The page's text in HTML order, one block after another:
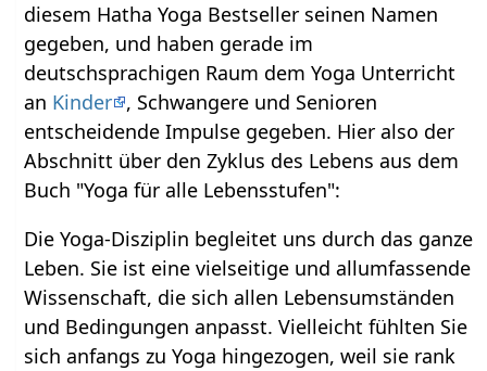
diesem Hatha Yoga Bestseller seinen Namen
gegeben, und haben gerade im
deutschsprachigen Raum dem Yoga Unterricht
an Kinder , Schwangere und Senioren
entscheidende Impulse gegeben. Hier also der
Abschnitt über den Zyklus des Lebens aus dem
Buch "Yoga für alle Lebensstufen":
Die Yoga-Disziplin begleitet uns durch das ganze
Leben. Sie ist eine vielseitige und allumfassende
Wissenschaft, die sich allen Lebensumständen
und Bedingungen anpasst. Vielleicht fühlten Sie
sich anfangs zu Yoga hingezogen, weil sie rank